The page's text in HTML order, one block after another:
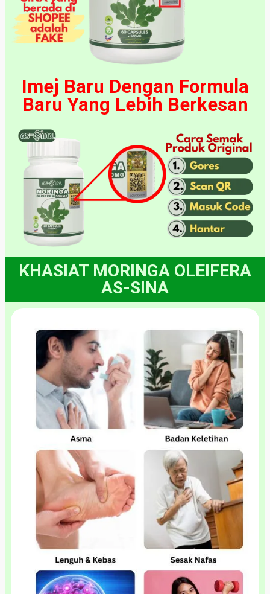
Imej Baru Dengan Formula
Baru Yang Lebih Berkesan
KHASIAT MORINGA OLEIFERA
AS-SINA